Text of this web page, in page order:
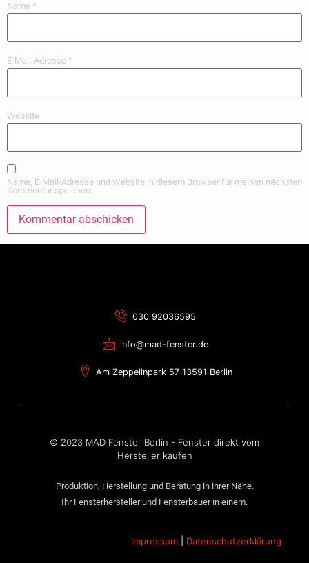
Name *
E-Mail-Adresse *
Website
Name, E-Mail-Adresse und Website in diesem Browser für meinen nächsten
Kommentar speichern.
030 92036595
info@mad-fenster.de
Am Zeppelinpark 57 13591 Berlin
© 2023 MAD Fenster Berlin - Fenster direkt vom
Hersteller kaufen
Produktion, Herstellung und Beratung in ihrer Nähe.
Ihr Fensterhersteller und Fensterbauer in einem.
Impressum Datenschutzerklärung